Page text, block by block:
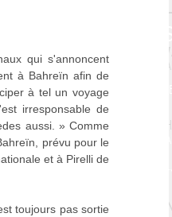
qui s'annoncent
à Bahreïn afin de
à tel un voyage
irresponsable de
aussi. » Comme
prévu pour le
et à Pirelli de
toujours pas sortie